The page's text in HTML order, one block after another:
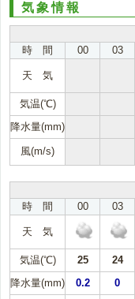
気象情報
時 間
00 03
天 気
気温(℃)
降水量(mm)
風(m/s)
時 間
00 03
天 気
気温(℃) 25 24
降水量(mm)
0.2 0